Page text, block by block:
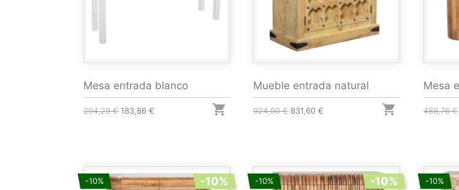
Mesa entrada blanco
204,29 € 183,86 € 
Mueble entrada natural
924,00 € 831,60 € 
Mesa
488,76 €
-10% -10% -10% -10% -10%